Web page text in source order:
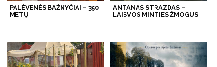
PALĖVENĖS BAŽNYČIAI – 350
METŲ
ANTANAS STRAZDAS –
LAISVOS MINTIES ŽMOGUS